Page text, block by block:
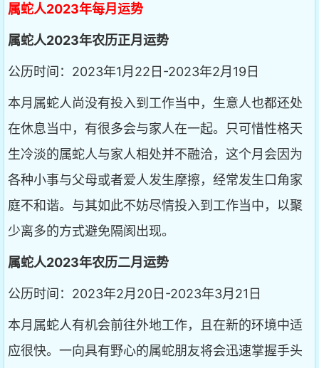
属蛇人2023年每月运势
属蛇人2023年农历正月运势
公历时间：2023年1月22日-2023年2月19日
本月属蛇人尚没有投入到工作当中，生意人也都还处
在休息当中，有很多会与家人在一起。只可惜性格天
生冷淡的属蛇人与家人相处并不融洽，这个月会因为
各种小事与父母或者爱人发生摩擦，经常发生口角家
庭不和谐。与其如此不妨尽情投入到工作当中，以聚
少离多的方式避免隔阂出现。
属蛇人2023年农历二月运势
公历时间：2023年2月20日-2023年3月21日
本月属蛇人有机会前往外地工作，且在新的环境中适
应很快。一向具有野心的属蛇朋友将会迅速掌握手头